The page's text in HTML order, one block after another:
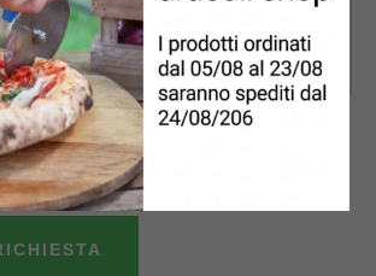
privacy e autorizzo il trattamento dei miei dati
leggi vigenti.